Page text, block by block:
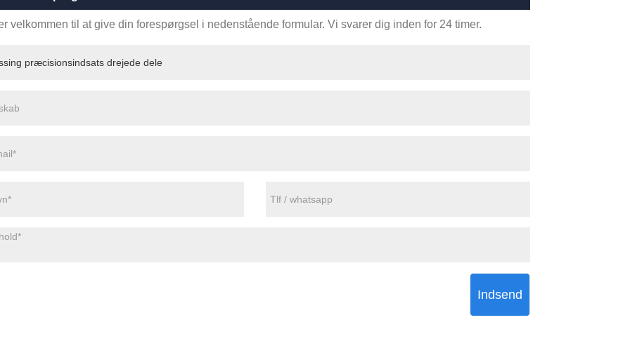
velkommen til at give din forespørgsel i nedenstående formular. Vi svarer dig inden for 24 timer.
Indsend